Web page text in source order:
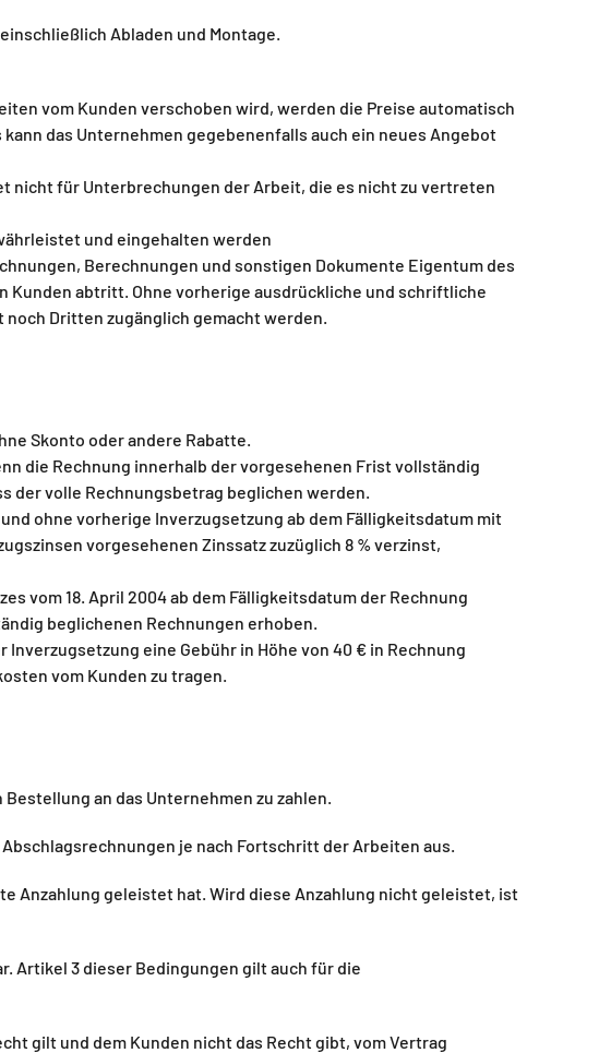
Abladen und Montage.
vom Kunden verschoben wird, werden die Preise automatisch
das Unternehmen gegebenenfalls auch ein neues Angebot
nicht für Unterbrechungen der Arbeit, die es nicht zu vertreten
und eingehalten werden
Berechnungen und sonstigen Dokumente Eigentum des
Kunden abtritt. Ohne vorherige ausdrückliche und schriftliche
Dritten zugänglich gemacht werden.
Skonto oder andere Rabatte.
die Rechnung innerhalb der vorgesehenen Frist vollständig
der volle Rechnungsbetrag beglichen werden.
ohne vorherige Inverzugsetzung ab dem Fälligkeitsdatum mit
vorgesehenen Zinssatz zuzüglich 8 % verzinst,
vom 18. April 2004 ab dem Fälligkeitsdatum der Rechnung
beglichenen Rechnungen erhoben.
eine Gebühr in Höhe von 40 € in Rechnung
vom Kunden zu tragen.
an das Unternehmen zu zahlen.
je nach Fortschritt der Arbeiten aus.
Anzahlung geleistet hat. Wird diese Anzahlung nicht geleistet, ist
Artikel 3 dieser Bedingungen gilt auch für die
gilt und dem Kunden nicht das Recht gibt, vom Vertrag